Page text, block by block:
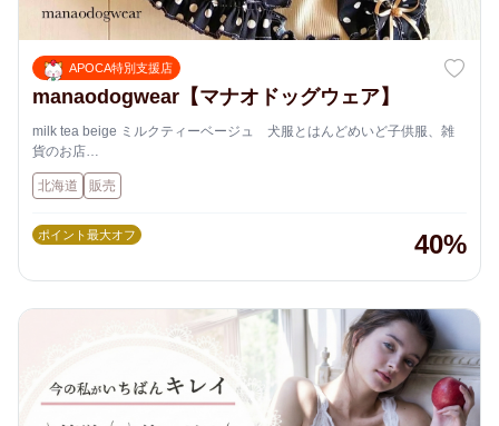
APOCA特別支援店
manaodogwear【マナオドッグウェア】
milk tea beige ミルクティーベージュ 犬服とはんどめいど子供服、雑
貨のお店
7月31日 札幌市中央区南5条西5丁目 LC参番館 4階IZAKAYA BAR GI-GI
除霊鑑定は今のところポイント使えません
北海道 販売
ポイント最大オフ 40%